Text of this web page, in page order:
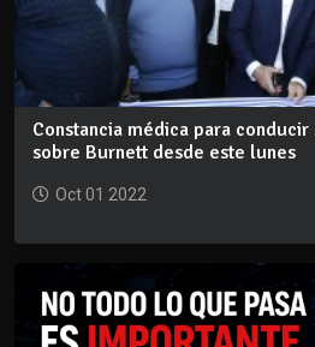
Constancia médica para
sobre Burnett desde este lunes
Oct 01 2022